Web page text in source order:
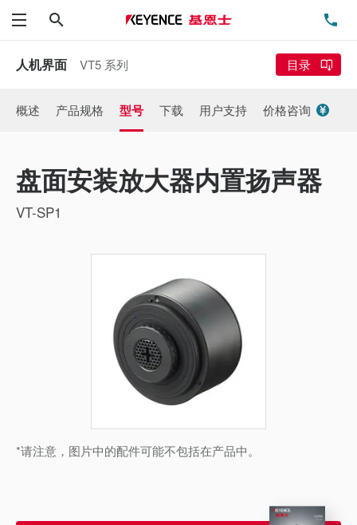
菜单
人机界面 VT5 系列 目录
概述 产品规格 型号 下载 用户支持 价格咨询
盘面安装放大器内置扬声器
VT-SP1
*请注意，图片中的配件可能不包括在产品中。